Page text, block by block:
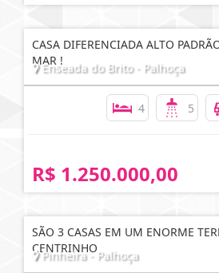
CASA DIFERENCIADA ALTO
MAR !
Enseada do Brito - Palhoça
4 5
R$ 1.250.000,00
SÃO 3 CASAS EM UM ENORME
CENTRINHO
Pinheira - Palhoça